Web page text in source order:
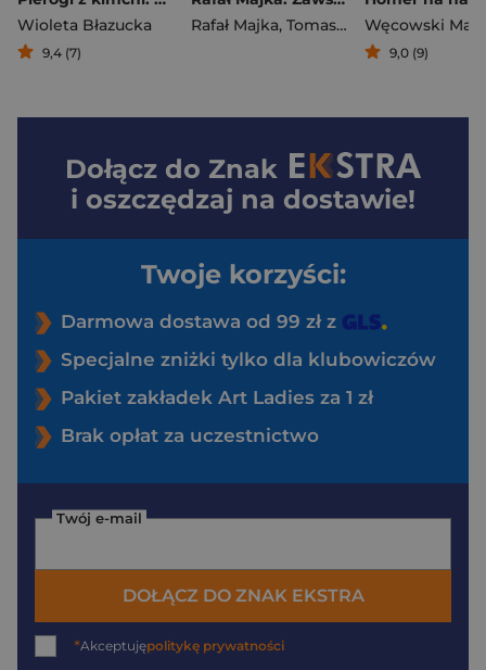
Wioleta Błazucka
9,4 (7)
Rafał Majka, Tomasz Kalemba Węcowski
9,0 (9)
Dołącz do Znak
i oszczędzaj na dostawie!
Twoje korzyści:
Darmowa dostawa od 99 zł z
Specjalne zniżki tylko dla klubowiczów
Pakiet zakładek Art Ladies za 1 zł
Brak opłat za uczestnictwo
Twój e-mail
DOŁĄCZ DO ZNAK EKSTRA
*Akceptujępolitykę prywatności